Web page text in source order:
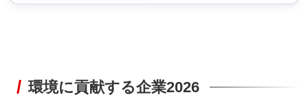
環境に貢献する企業2026